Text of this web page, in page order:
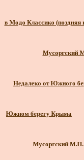
в Модо Классико (поздняя
Мусоргский
Недалеко от Южного
Южном берегу Крыма
Мусоргский